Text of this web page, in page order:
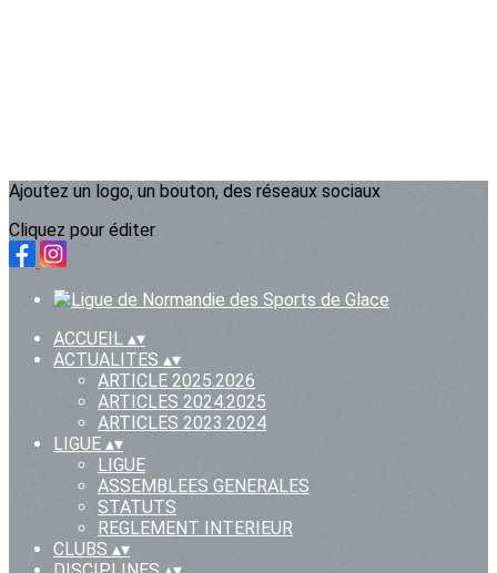
Ajoutez un logo, un bouton, des réseaux sociaux
Cliquez pour éditer
ACCUEIL ▴▾
ACTUALITES ▴▾
ARTICLE 2025.2026
ARTICLES 2024.2025
ARTICLES 2023.2024
LIGUE ▴▾
LIGUE
ASSEMBLEES GENERALES
STATUTS
REGLEMENT INTERIEUR
CLUBS ▴▾